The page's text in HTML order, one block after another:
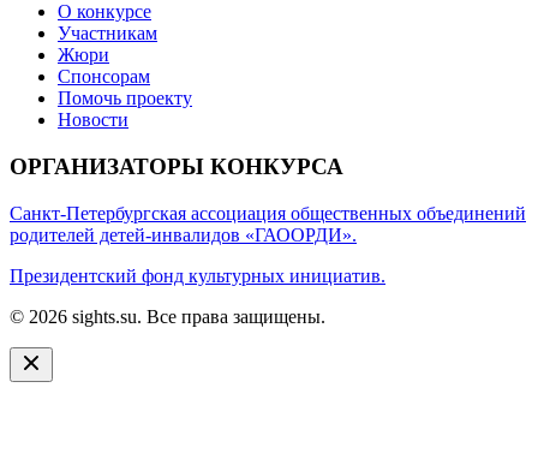
О конкурсе
Участникам
Жюри
Спонсорам
Помочь проекту
Новости
ОРГАНИЗАТОРЫ КОНКУРСА
Санкт-Петербургская ассоциация общественных объединений
родителей детей-инвалидов «ГАООРДИ».
Президентский фонд культурных инициатив.
© 2026 sights.su. Все права защищены.